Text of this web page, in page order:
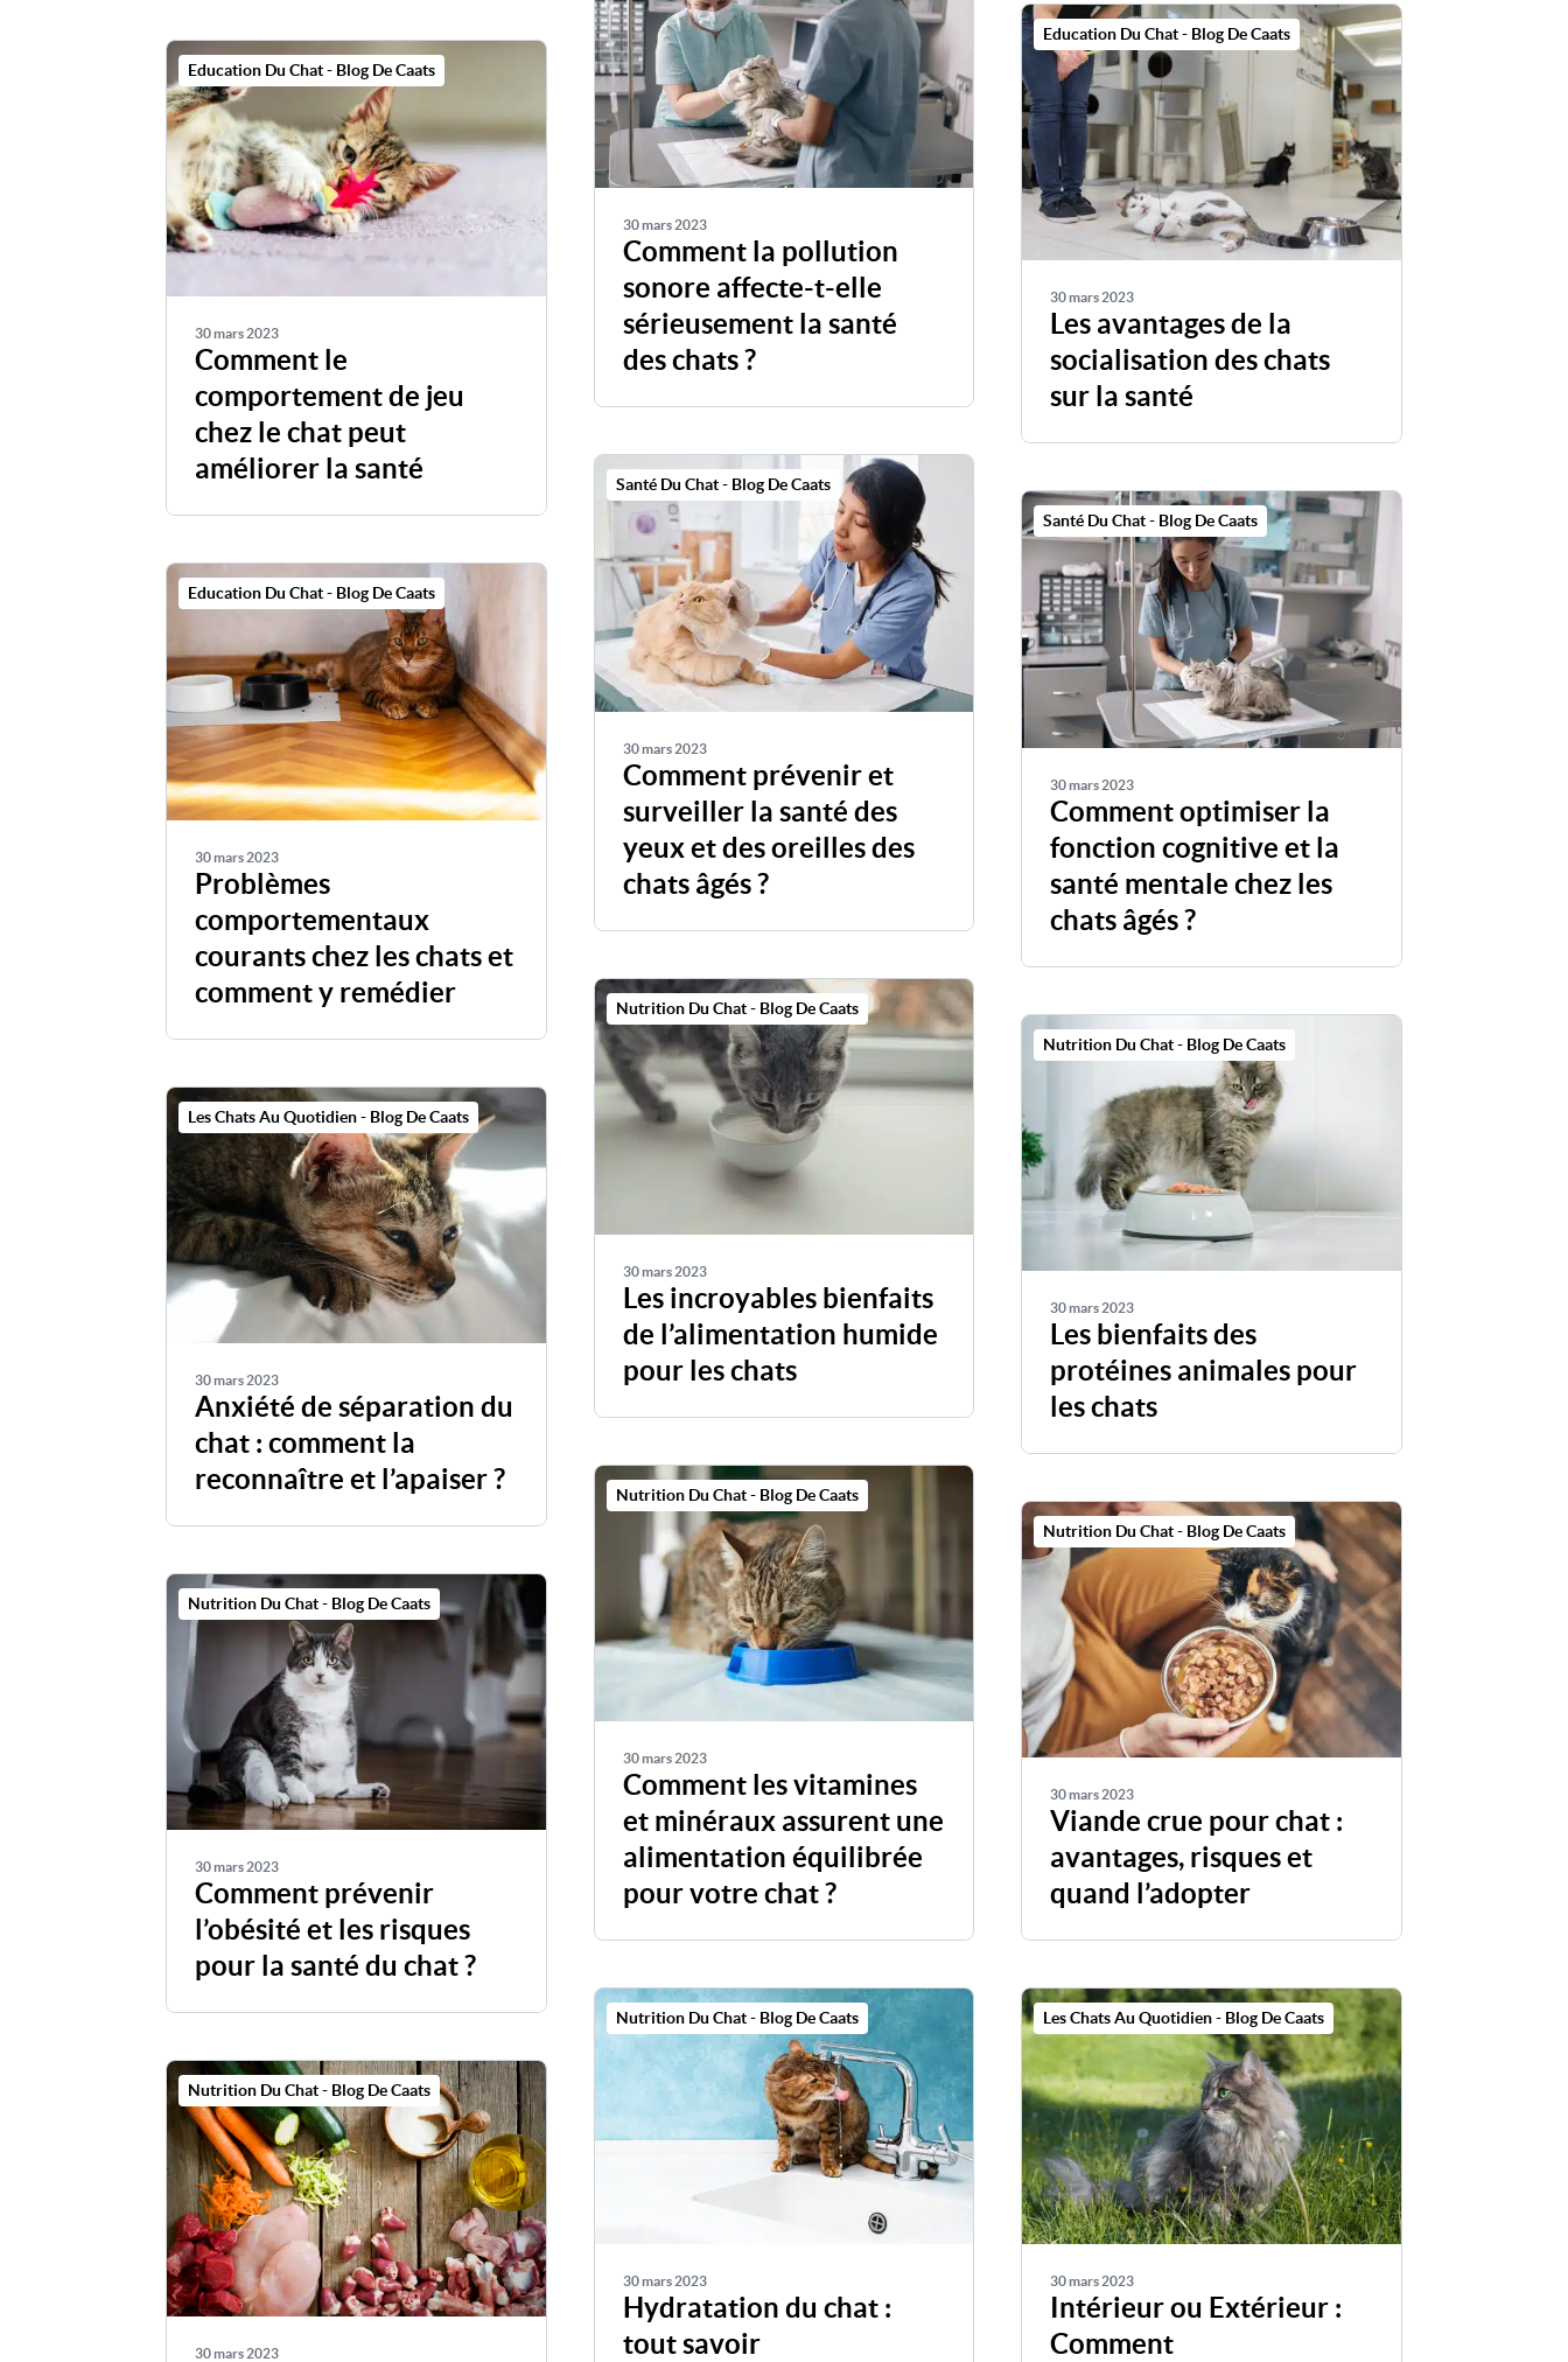
Education Du Chat - Blog De Caats
30 mars 2023
Comment le
comportement de jeu
chez le chat peut
améliorer la santé
30 mars 2023
Comment la pollution
sonore affecte-t-elle
sérieusement la santé
des chats ?
Education Du Chat - Blog De Caats
30 mars 2023
Les avantages de la
socialisation des chats
sur la santé
Education Du Chat - Blog De Caats
30 mars 2023
Problèmes
comportementaux
courants chez les chats et
comment y remédier
Santé Du Chat - Blog De Caats
30 mars 2023
Comment prévenir et
surveiller la santé des
yeux et des oreilles des
chats âgés ?
Santé Du Chat - Blog De Caats
30 mars 2023
Comment optimiser la
fonction cognitive et la
santé mentale chez les
chats âgés ?
Les Chats Au Quotidien - Blog De Caats
30 mars 2023
Anxiété de séparation du
chat : comment la
reconnaître et l’apaiser ?
Nutrition Du Chat - Blog De Caats
30 mars 2023
Les incroyables bienfaits
de l’alimentation humide
pour les chats
Nutrition Du Chat - Blog De Caats
30 mars 2023
Les bienfaits des
protéines animales pour
les chats
Nutrition Du Chat - Blog De Caats
30 mars 2023
Comment prévenir
l’obésité et les risques
pour la santé du chat ?
Nutrition Du Chat - Blog De Caats
30 mars 2023
Comment les vitamines
et minéraux assurent une
alimentation équilibrée
pour votre chat ?
Nutrition Du Chat - Blog De Caats
30 mars 2023
Viande crue pour chat :
avantages, risques et
quand l’adopter
Nutrition Du Chat - Blog De Caats
30 mars 2023
Nutrition Du Chat - Blog De Caats
30 mars 2023
Hydratation du chat :
tout savoir
Les Chats Au Quotidien - Blog De Caats
30 mars 2023
Intérieur ou Extérieur :
Comment